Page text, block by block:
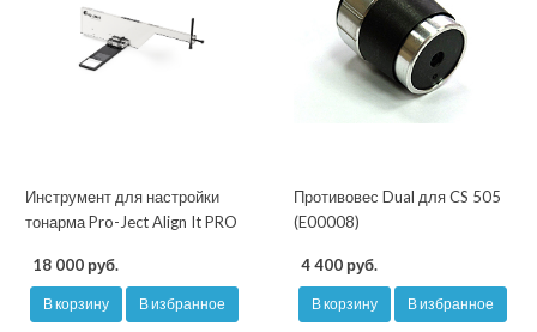
Инструмент для настройки
тонарма Pro-Ject Align It PRO
18 000 руб.
В корзину В избранное
Противовес Dual для CS 505
(E00008)
4 400 руб.
В корзину В избранное